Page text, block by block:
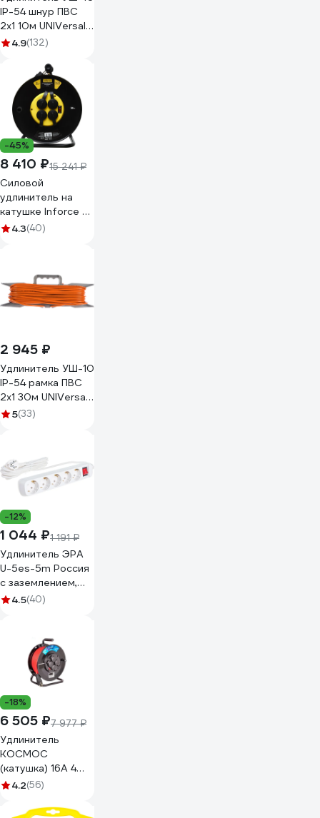
IP-54 шнур ПВС
2x1 10м UNIVersal
9632777
4.9(132)
-45%
8 410 ₽15 241 ₽
Силовой
удлинитель на
катушке Inforce 4
гнезда, с/з КГт
4.3(40)
2 945 ₽
Удлинитель УШ-10
IP-54 рамка ПВС
2x1 30м UNIVersal
9632793
5(33)
-12%
1 044 ₽1 191 ₽
Удлинитель ЭРА
U-5es-5m Россия
с заземлением,
3x1мм2, 16A, ПВС, с
4.5(40)
-18%
6 505 ₽7 977 ₽
Удлинитель
КОСМОС
(катушка) 16А 4
гнезда ПВС 3х2,5
заземлением
4.2(56)